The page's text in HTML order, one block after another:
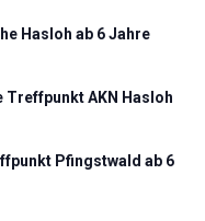
Hasloh ab 6 Jahre
Treffpunkt AKN Hasloh
Pfingstwald ab 6